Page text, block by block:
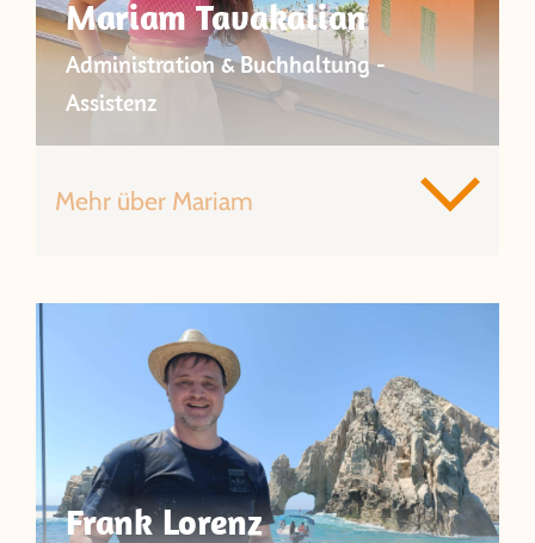
Mariam Tavakalian
Administration & Buchhaltung -
Assistenz
Mehr über Mariam
Frank Lorenz